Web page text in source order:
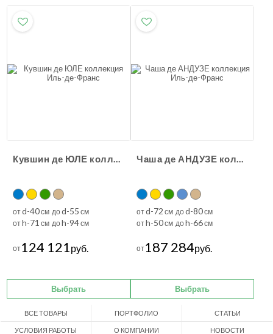
Кувшин де ЮЛЕ коллекция Иль-де-Франс
отd-40см доd-55 см
отh-71 см доh-94см
от124 121руб.
Выбрать
Чаша де АНДУЗЕ коллекция Иль-де-Франс
отd-72 см доd-80см
отh-50см доh-66см
от187 284руб.
Выбрать
ВСЕ ТОВАРЫ ПОРТФОЛИО СТАТЬИ
УСЛОВИЯ РАБОТЫ О КОМПАНИИ НОВОСТИ